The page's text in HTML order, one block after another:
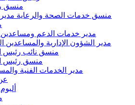
منسق
منسق خدمات الصحة والرعاية مدير
مدير خدمات الدعم ومساعدين
مدير الشؤون الإدارية والمساعدين
منسق نائب رئيس
منسق رئيس
مدير الخدمات الفنية